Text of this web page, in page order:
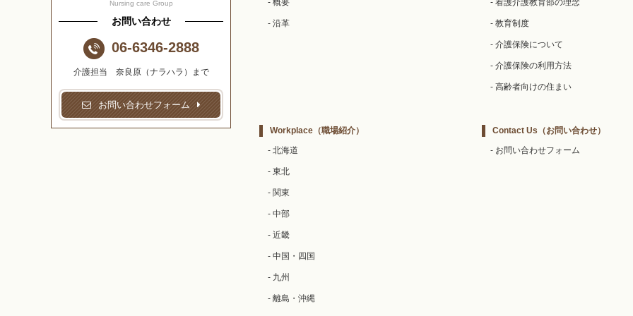
Nursing care Group
お問い合わせ
06-6346-2888
介護担当 奈良原（ナラハラ）まで
お問い合わせフォーム
- 概要
- 沿革
- 看護介護教育部の理念
- 教育制度
- 介護保険について
- 介護保険の利用方法
- 高齢者向けの住まい
Workplace （職場紹介）
- 北海道
- 東北
- 関東
- 中部
- 近畿
- 中国・四国
- 九州
- 離島・沖縄
Contact Us （お問い合わせ）
- お問い合わせフォーム